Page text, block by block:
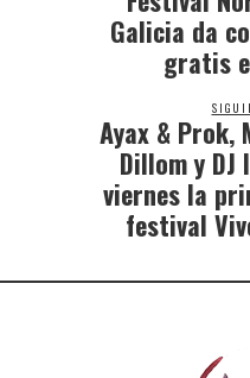
Galicia da
gratis
Ayax & Prok,
Dillom y
viernes la
festival